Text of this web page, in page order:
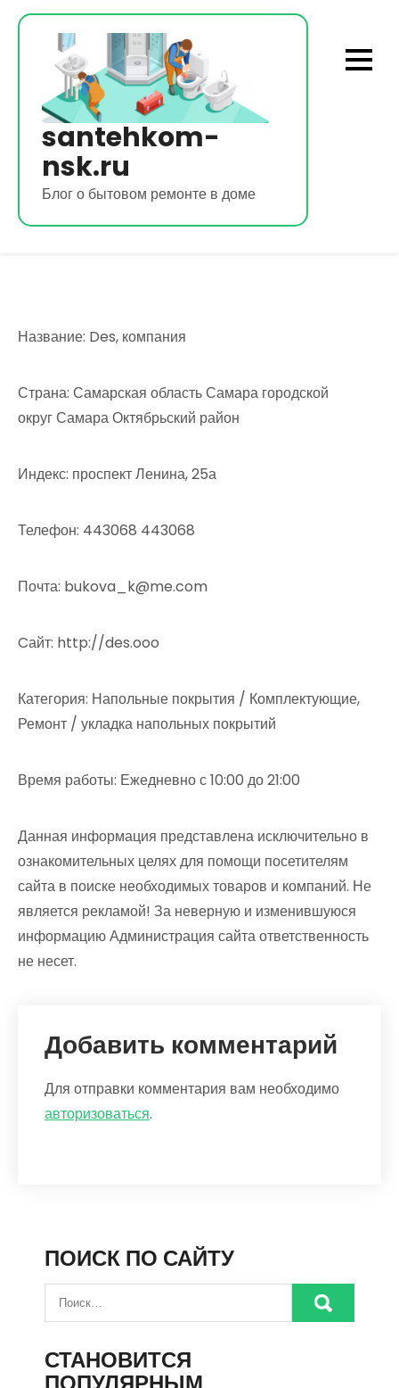
Перейти
содержимому
santehkom-
nsk.ru
Блог о бытовом ремонте в доме
Название: Des, компания
Страна: Самарская область Самара городской
округ Самара Октябрьский район
Индекс: проспект Ленина, 25а
Телефон: 443068 443068
Почта: bukova_k@me.com
Cайт: http://des.ooo
Категория: Напольные покрытия / Комплектующие,
Ремонт / укладка напольных покрытий
Время работы: Ежедневно с 10:00 до 21:00
Данная информация представлена исключительно в
ознакомительных целях для помощи посетителям
сайта в поиске необходимых товаров и компаний. Не
является рекламой! За неверную и изменившуюся
информацию Администрация сайта ответственность
не несет.
Добавить комментарий
Для отправки комментария вам необходимо
авторизоваться.
ПОИСК ПО САЙТУ
СТАНОВИТСЯ